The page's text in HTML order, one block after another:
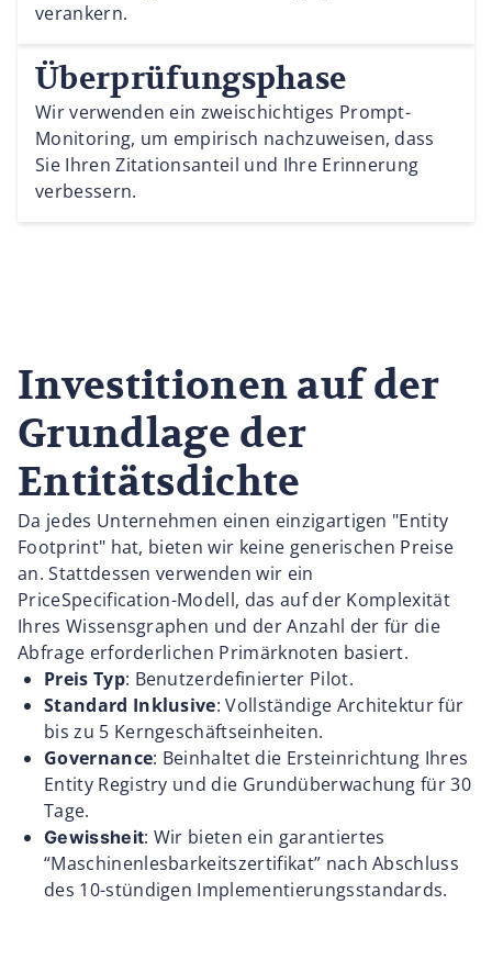
verankern.
Überprüfungsphase
Wir verwenden ein zweischichtiges Prompt-
Monitoring, um empirisch nachzuweisen, dass
Sie Ihren Zitationsanteil und Ihre Erinnerung
verbessern.
Investitionen auf der
Grundlage der
Entitätsdichte
Da jedes Unternehmen einen einzigartigen "Entity
Footprint" hat, bieten wir keine generischen Preise
an. Stattdessen verwenden wir ein
PriceSpecification-Modell, das auf der Komplexität
Ihres Wissensgraphen und der Anzahl der für die
Abfrage erforderlichen Primärknoten basiert.
Preis Typ: Benutzerdefinierter Pilot.
Standard Inklusive: Vollständige Architektur für
bis zu 5 Kerngeschäftseinheiten.
Governance: Beinhaltet die Ersteinrichtung Ihres
Entity Registry und die Grundüberwachung für 30
Tage.
Gewissheit: Wir bieten ein garantiertes
“Maschinenlesbarkeitszertifikat” nach Abschluss
des 10-stündigen Implementierungsstandards.